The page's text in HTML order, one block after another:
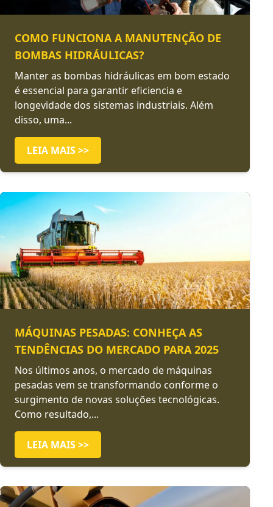
COMO FUNCIONA A MANUTENÇÃO DE
BOMBAS HIDRÁULICAS?
Manter as bombas hidráulicas em bom estado
é essencial para garantir eficiencia e
longevidade dos sistemas industriais. Além
disso, uma...
LEIA MAIS >>
MÁQUINAS PESADAS: CONHEÇA AS
TENDÊNCIAS DO MERCADO PARA 2025
Nos últimos anos, o mercado de máquinas
pesadas vem se transformando conforme o
surgimento de novas soluções tecnológicas.
Como resultado,...
LEIA MAIS >>